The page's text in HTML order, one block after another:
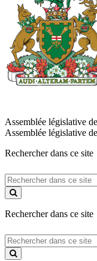
Assemblée législative
Assemblée législative
Rechercher dans ce site
Rechercher
dans
ce
Rechercher dans ce site
Rechercher
dans
ce